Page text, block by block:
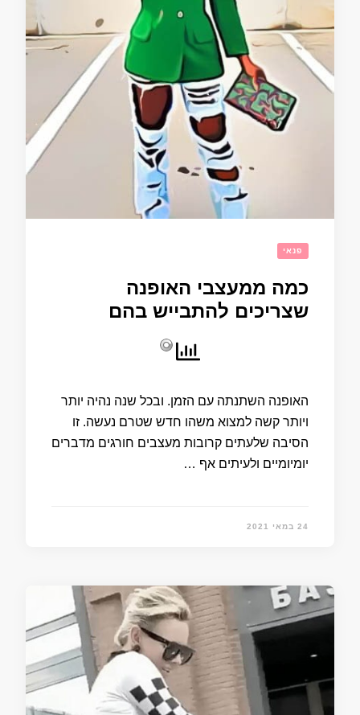
פנאי
כמה ממעצבי האופנה
שצריכים להתבייש בהם
האופנה השתנתה עם הזמן. ובכל שנה נהיה יותר
ויותר קשה למצוא משהו חדש שטרם נעשה. זו
הסיבה שלעתים קרובות מעצבים חורגים מדברים
יומיומיים ולעיתים אף …
24 במאי 2021